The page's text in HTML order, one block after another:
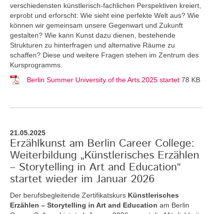
verschiedensten künstlerisch-fachlichen Perspektiven kreiert,
erprobt und erforscht: Wie sieht eine perfekte Welt aus? Wie
können wir gemeinsam unsere Gegenwart und Zukunft
gestalten? Wie kann Kunst dazu dienen, bestehende
Strukturen zu hinterfragen und alternative Räume zu
schaffen? Diese und weitere Fragen stehen im Zentrum des
Kursprogramms.
Berlin Summer University of the Arts 2025 startet 78 KB
21.05.2025
Erzählkunst am Berlin Career College:
Weiterbildung „Künstlerisches Erzählen
– Storytelling in Art and Education“
startet wieder im Januar 2026
Der berufsbegleitende Zertifikatskurs Künstlerisches
Erzählen – Storytelling in Art and Education am Berlin